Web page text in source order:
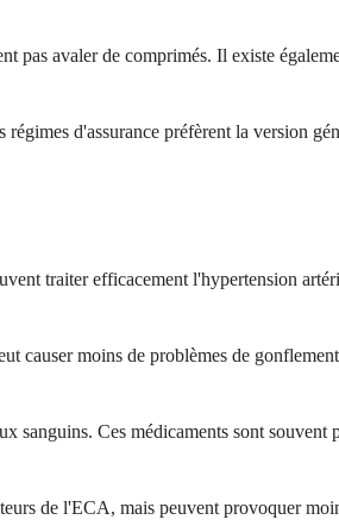
pas avaler de comprimés. Il existe
d'assurance préfèrent la version
traiter efficacement l'hypertension
causer moins de problèmes de
Ces médicaments sont souvent
de l'ECA, mais peuvent provoquer